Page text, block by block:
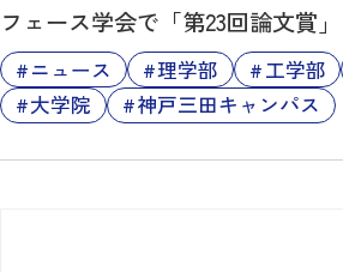
フェース学会で「第23回論文賞
ニュース 理学部 工学部
大学院
神戸三田キャンパス